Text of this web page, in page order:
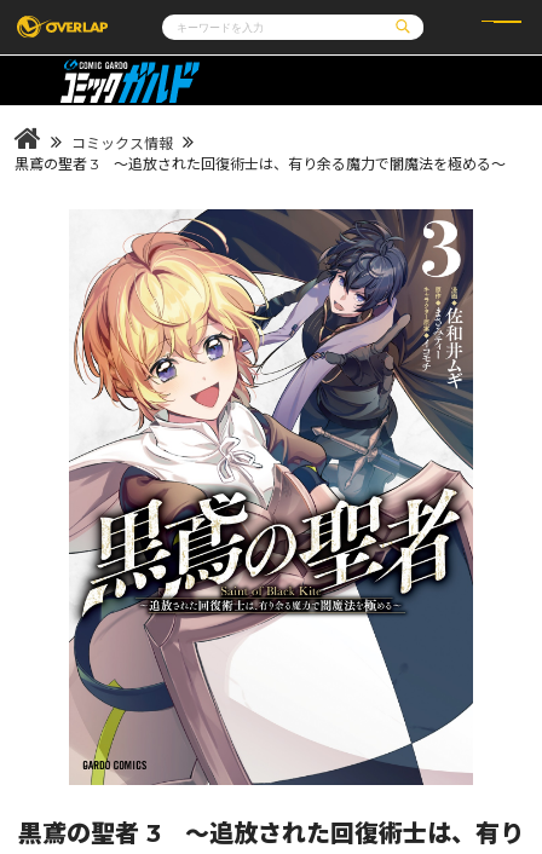
コミック
LiQulle
ラブパルフェ
ライトノベル
ロサージュノベルス
その他 通販・NEWS
会社概要
採用情報
アクセス
オーバーラップホールディングス
お問い合わせはこちら
オーバーラップ文庫
オーバーラップノベルス
オーバーラップノベルスf
ロサージュノベルス
コミックガルド
コミッククリエ
コミックス情報
黒鳶の聖者 3 ～追放された回復術士は、有り余る魔力で闇魔法を極める～
黒鳶の聖者 3 ～追放された回復術士は、有り